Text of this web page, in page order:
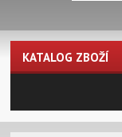
KATALOG ZBOŽÍ